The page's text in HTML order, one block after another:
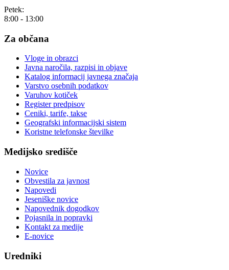
Petek:
8:00 - 13:00
Za občana
Vloge in obrazci
Javna naročila, razpisi in objave
Katalog informacij javnega značaja
Varstvo osebnih podatkov
Varuhov kotiček
Register predpisov
Ceniki, tarife, takse
Geografski informacijski sistem
Koristne telefonske številke
Medijsko središče
Novice
Obvestila za javnost
Napovedi
Jeseniške novice
Napovednik dogodkov
Pojasnila in popravki
Kontakt za medije
E-novice
Uredniki